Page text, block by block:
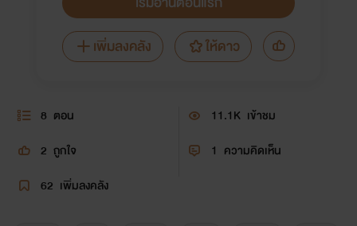
เพิ่มลงคลัง
ให้ดาว
8 ตอน 11.1K เข้าชม
2 ถูกใจ 1 ความคิดเห็น
62 เพิ่มลงคลัง